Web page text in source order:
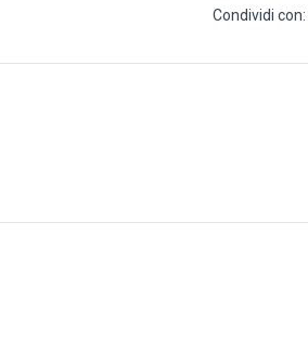
Condividi con: